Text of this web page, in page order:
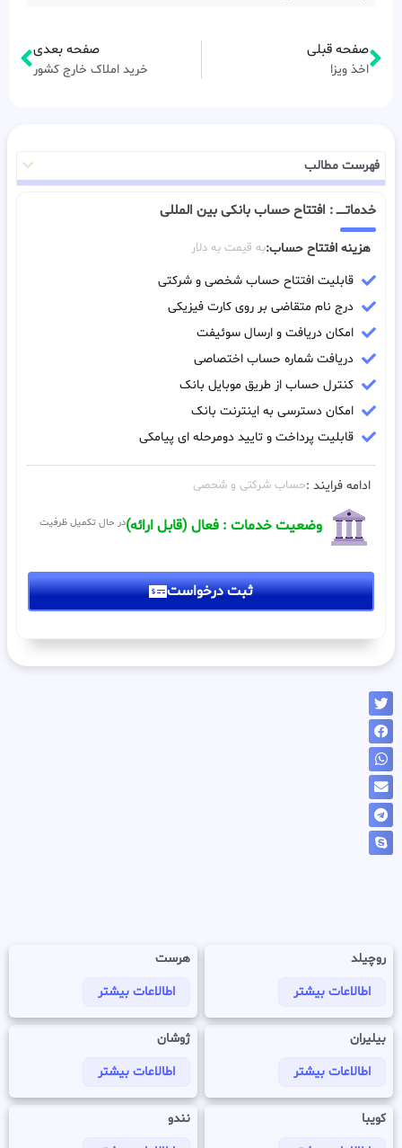
صفحه قبلی
اخذ ویزا
صفحه بعدی
خرید املاک خارج کشور
فهرست مطالب
خدماتـــــ : افتتاح حساب بانکی بین المللی
هزینه افتتاح حساب:به قیمت به دلار
قابلیت افتتاح حساب شخصی و شرکتی
درج نام متقاضی بر روی کارت فیزیکی
امکان دریافت و ارسال سوئیفت
دریافت شماره حساب اختصاصی
کنترل حساب از طریق موبایل بانک
امکان دسترسی به اینترنت بانک
قابلیت پرداخت و تایید دومرحله ای پیامکی
ادامه فرایند :حساب شرکتی و شحصی
وضعیت خدمات : فعال (قابل ارائه)در حال تکمیل ظرفیت
ثبت درخواست
روچیلد
اطالاعات بیشتر
هرست
اطالاعات بیشتر
بیلیران
اطالاعات بیشتر
ژوشان
اطالاعات بیشتر
کویبا
نندو